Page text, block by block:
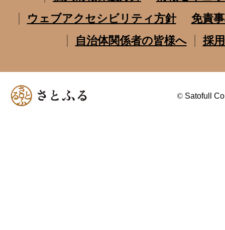
ウェブアクセシビリティ方針
免責
自治体関係者の皆様へ
採
© Satofull